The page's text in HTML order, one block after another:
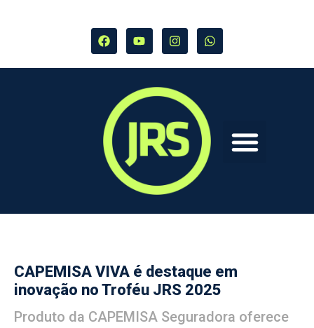
CAPEMISA VIVA é destaque em
inovação no Troféu JRS 2025
Produto da CAPEMISA Seguradora oferece